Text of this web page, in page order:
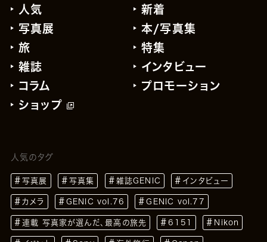
人気
新着
写真展
本/写真集
旅
特集
雑誌
インタビュー
コラム
プロモーション
ショップ
人気のタグ
写真展 写真集 雑誌GENIC インタビュー
カメラ GENIC vol.76 GENIC vol.77
連載 写真家が選んだ、最高の旅先 6151 Nikon